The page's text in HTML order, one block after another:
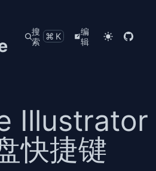
搜
索
⌘K
编
辑
Illustrator
快捷键